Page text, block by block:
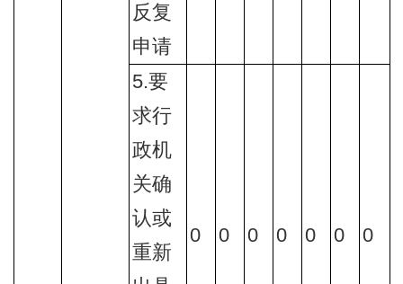
反复
申请
5.要
求行
政机
关确
认或
重新
0 0 0 0 0 0 0